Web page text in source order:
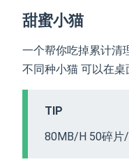
甜蜜小猫
一个帮你吃掉累计清
不同种小猫 可以在
TIP
80MB/H 50碎片